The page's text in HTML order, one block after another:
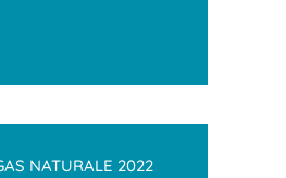
NATURALE 2022